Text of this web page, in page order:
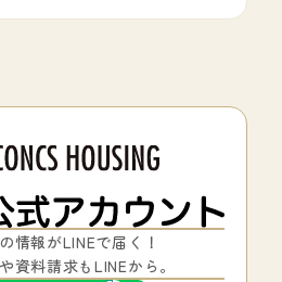
情報がLINEで届く！
資料請求もLINEから。